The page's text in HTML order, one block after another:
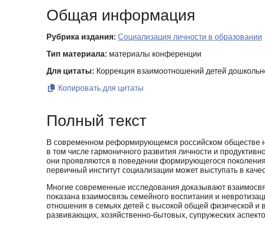
Общая информация
Рубрика издания: Социализация личности в образовании
Тип материала: материалы конференции
Для цитаты: Коррекция взаимоотношений детей
Копировать для цитаты
Полный текст
В современном реформирующемся российском обществе
в том числе гармоничного разви­тия личности и
они проявляются в поведении формирующегося
первичный институт социализации может выступать в
Многие современные исследования доказывают
показана взаимосвязь семейного вос­питания и
отношения в семьях детей с высокой общей физической и
развивающих, хозяйственно-бытовых, супружеских